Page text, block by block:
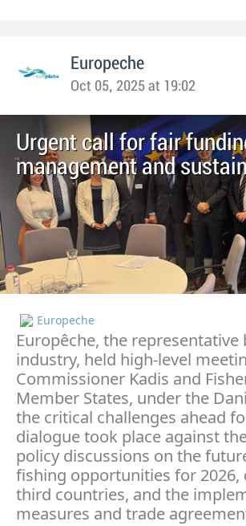
Europeche
Oct 05, 2025 at 19:02
Urgent call for fair
management and
Europeche
Europêche, the
industry, held high-level
Commissioner Kadis and
Member States, under the
the critical challenges ahead
dialogue took place against
policy discussions on the
fishing opportunities for
third countries, and the
measures and trade